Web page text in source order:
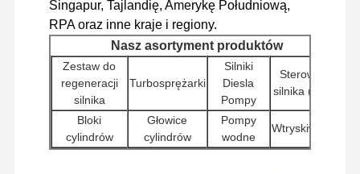
Wycieczka
Po Fabryce
Kontrola
Skontaktuj
Się Z Nami
Aktualności
Singapur, Tajlandię, Amerykę Południową,
RPA oraz inne kraje i regiony.
Nasz asortyment produktów
Zestaw do
regeneracji
silnika
Turbosprężarki
Silniki
Diesla
Pompy
Sterowniki
silnika (ECU)
Bloki
cylindrów
Głowice
cylindrów
Pompy
wodne
Wtryskiwacze